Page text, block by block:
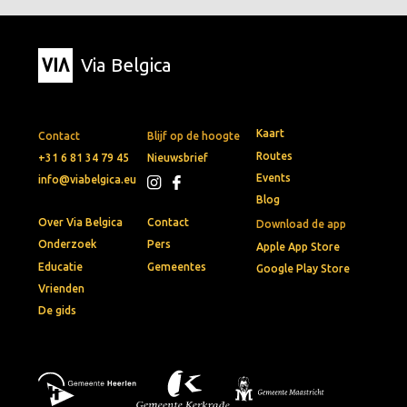
Via Belgica
Contact
+31 6 81 34 79 45
info@viabelgica.eu
Blijf op de hoogte
Nieuwsbrief
Download de app
Apple App Store
Google Play Store
Kaart
Routes
Events
Blog
Over Via Belgica
Onderzoek
Educatie
Vrienden
De gids
Contact
Pers
Gemeentes